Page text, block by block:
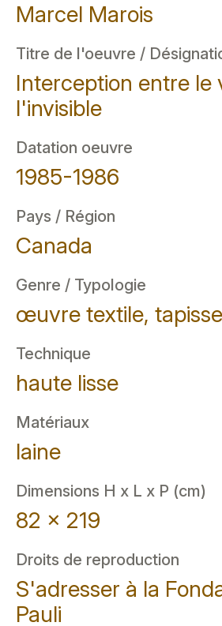
Marcel Marois
Titre de l'oeuvre /
Interception entre le
l'invisible
Datation oeuvre
1985-1986
Pays / Région
Canada
Genre / Typologie
œuvre textile,
Technique
haute lisse
Matériaux
laine
Dimensions H x L x P (cm)
82 x 219
Droits de reproduction
S'adresser à la
Pauli